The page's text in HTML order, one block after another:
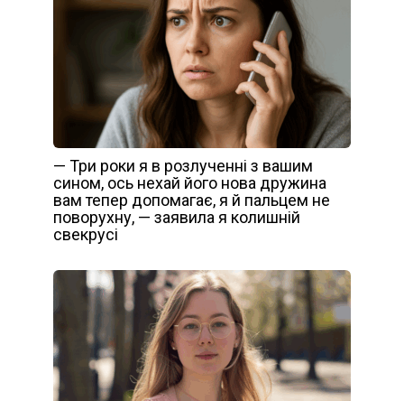
— Три роки я в розлученні з вашим
сином, ось нехай його нова дружина
вам тепер допомагає, я й пальцем не
поворухну, — заявила я колишній
свекрусі